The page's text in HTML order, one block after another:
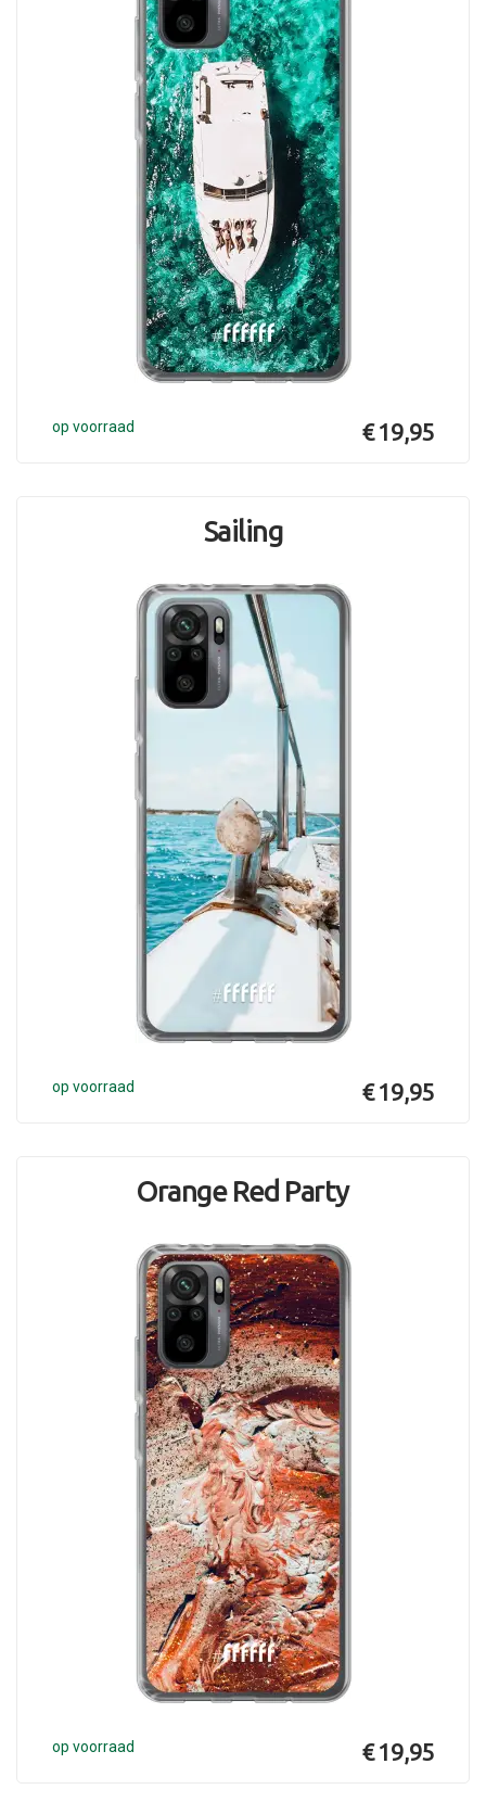
op voorraad € 19,95
Sailing
op voorraad € 19,95
Orange Red Party
op voorraad € 19,95